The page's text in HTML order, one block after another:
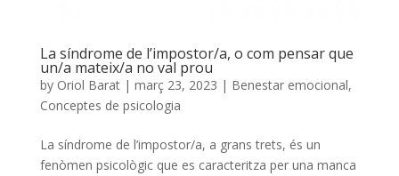
La síndrome de l’impostor/a, o com pensar que
un/a mateix/a no val prou
by Oriol Barat| març 23, 2023 | Benestar emocional,
Conceptes de psicologia
La síndrome de l’impostor/a, a grans trets, és un
fenòmen psicològic que es caracteritza per una manca